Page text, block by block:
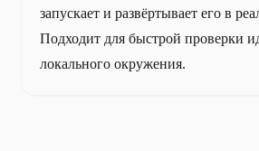
запускает и развёртывает его в
Подходит для быстрой проверки
локального окружения.